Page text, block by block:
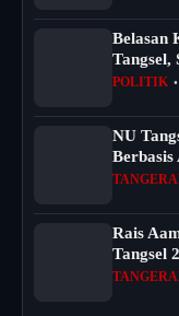
Belasan
Tangsel,
POLITIK •
NU
Berbasis
Rais
Tangsel
dan D...